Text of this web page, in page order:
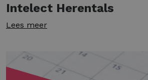
Intelect Herentals
Lees meer